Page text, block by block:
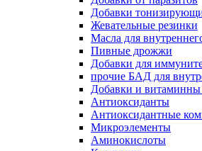
Добавки
Жевательные резинки
Масла для
Пивные дрожжи
Добавки для
прочие БАД для
Добавки и витаминны
Антиоксиданты
Антиоксидантные
Микроэлементы
Аминокислоты